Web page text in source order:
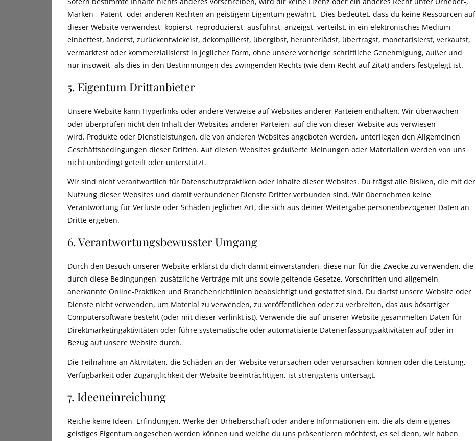
Marken-, Patent- oder anderen Rechten an geistigem Eigentum gewährt. Dies bedeutet, dass du keine Ressourcen auf
dieser Website verwendest, kopierst, reproduzierst, ausführst, anzeigst, verteilst, in ein elektronisches Medium
einbettest, änderst, zurückentwickelst, dekompilierst, übergibst, herunterlädst, übertragst, monetarisierst, verkaufst,
vermarktest oder kommerzialisierst in jeglicher Form, ohne unsere vorherige schriftliche Genehmigung, außer und
nur insoweit, als dies in den Bestimmungen des zwingenden Rechts (wie dem Recht auf Zitat) anders festgelegt ist.
5. Eigentum Drittanbieter
Unsere Website kann Hyperlinks oder andere Verweise auf Websites anderer Parteien enthalten. Wir überwachen
oder überprüfen nicht den Inhalt der Websites anderer Parteien, auf die von dieser Website aus verwiesen
wird. Produkte oder Dienstleistungen, die von anderen Websites angeboten werden, unterliegen den Allgemeinen
Geschäftsbedingungen dieser Dritten. Auf diesen Websites geäußerte Meinungen oder Materialien werden von uns
nicht unbedingt geteilt oder unterstützt.
Wir sind nicht verantwortlich für Datenschutzpraktiken oder Inhalte dieser Websites. Du trägst alle Risiken, die mit der
Nutzung dieser Websites und damit verbundener Dienste Dritter verbunden sind. Wir übernehmen keine
Verantwortung für Verluste oder Schäden jeglicher Art, die sich aus deiner Weitergabe personenbezogener Daten an
Dritte ergeben.
6. Verantwortungsbewusster Umgang
Durch den Besuch unserer Website erklärst du dich damit einverstanden, diese nur für die Zwecke zu verwenden, die
durch diese Bedingungen, zusätzliche Verträge mit uns sowie geltende Gesetze, Vorschriften und allgemein
anerkannte Online-Praktiken und Branchenrichtlinien beabsichtigt und gestattet sind. Du darfst unsere Website oder
Dienste nicht verwenden, um Material zu verwenden, zu veröffentlichen oder zu verbreiten, das aus bösartiger
Computersoftware besteht (oder mit dieser verlinkt ist). Verwende die auf unserer Website gesammelten Daten für
Direktmarketingaktivitäten oder führe systematische oder automatisierte Datenerfassungsaktivitäten auf oder in
Bezug auf unsere Website durch.
Die Teilnahme an Aktivitäten, die Schäden an der Website verursachen oder verursachen können oder die Leistung,
Verfügbarkeit oder Zugänglichkeit der Website beeinträchtigen, ist strengstens untersagt.
7. Ideeneinreichung
Reiche keine Ideen, Erfindungen, Werke der Urheberschaft oder andere Informationen ein, die als dein eigenes
geistiges Eigentum angesehen werden können und welche du uns präsentieren möchtest, es sei denn, wir haben